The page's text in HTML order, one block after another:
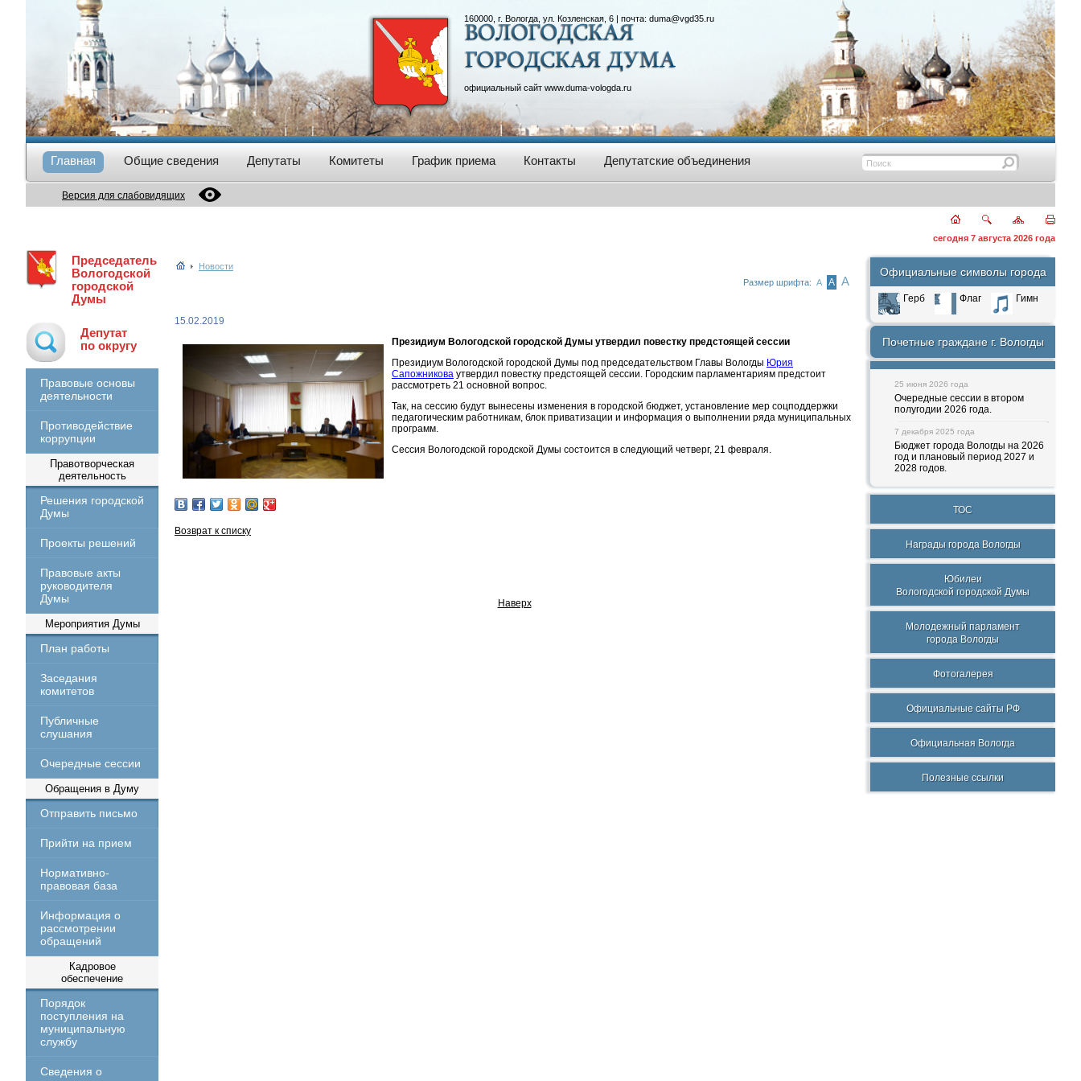
160000, г. Вологда, ул. Козленская, 6 | почта: duma@vgd35.ru
официальный сайт www.duma-vologda.ru
Главная Общие сведения Депутаты Комитеты График приема Контакты Депутатские объединения
Версия для слабовидящих
сегодня 7 августа 2026 года
Председатель
Вологодской
городской
Думы
Депутат
по округу
Правовые основы
деятельности
Противодействие
коррупции
Правотворческая
деятельность
Решения городской
Думы
Проекты решений
Правовые акты
руководителя
Думы
Мероприятия Думы
План работы
Заседания
комитетов
Публичные
слушания
Очередные сессии
Обращения в Думу
Отправить письмо
Прийти на прием
Нормативно-
правовая база
Информация о
рассмотрении
обращений
Кадровое
обеспечение
Порядок
поступления на
муниципальную
службу
Сведения о
Новости
Размер шрифта: А А А
15.02.2019
Президиум Вологодской городской Думы утвердил повестку предстоящей сессии
Президиум Вологодской городской Думы под председательством Главы Вологды Юрия
Сапожникова утвердил повестку предстоящей сессии. Городским парламентариям предстоит
рассмотреть 21 основной вопрос.
Так, на сессию будут вынесены изменения в городской бюджет, установление мер соцподдержки
педагогическим работникам, блок приватизации и информация о выполнении ряда муниципальных
программ.
Сессия Вологодской городской Думы состоится в следующий четверг, 21 февраля.
Возврат к списку
Наверх
Официальные символы города
Герб Флаг Гимн
Почетные граждане г. Вологды
25 июня 2026 года
Очередные сессии в втором
полугодии 2026 года.
7 декабря 2025 года
Бюджет города Вологды на 2026
год и плановый период 2027 и
2028 годов.
ТОС
Награды города Вологды
Юбилеи
Вологодской городской Думы
Молодежный парламент
города Вологды
Фотогалерея
Официальные сайты РФ
Официальная Вологда
Полезные ссылки